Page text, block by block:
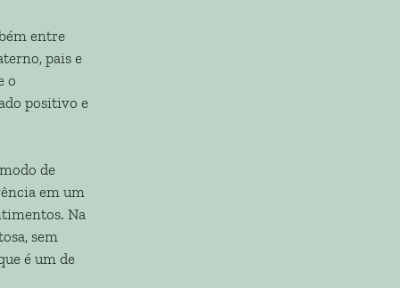
entre
pais e
o
positivo e
de
em um
Na
sem
é um de